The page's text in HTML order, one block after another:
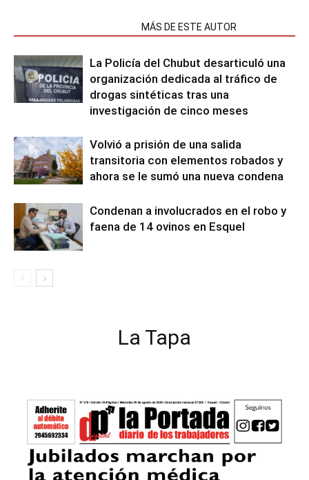
MÁS DE ESTE AUTOR
La Policía del Chubut desarticuló una
organización dedicada al tráfico de
drogas sintéticas tras una
investigación de cinco meses
Volvió a prisión de una salida
transitoria con elementos robados y
ahora se le sumó una nueva condena
Condenan a involucrados en el robo y
faena de 14 ovinos en Esquel
La Tapa